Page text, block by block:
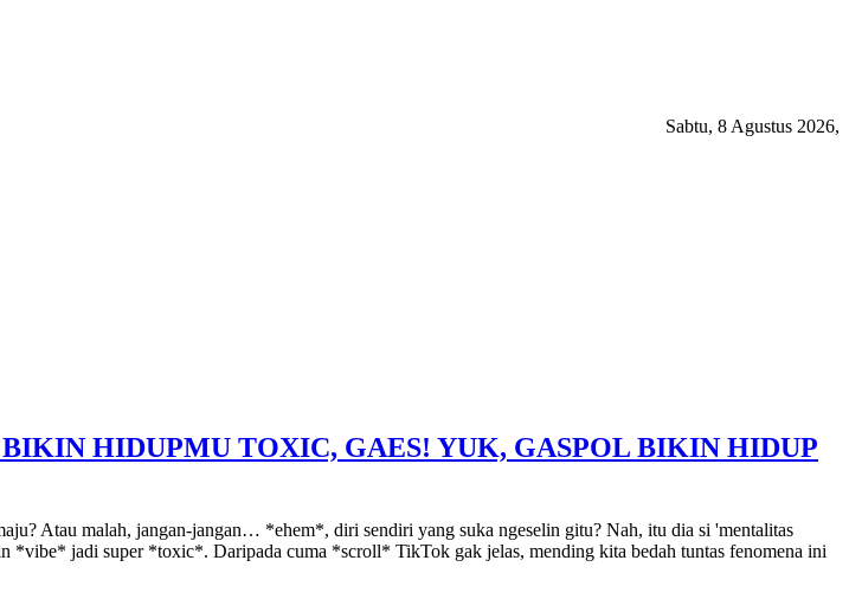
Sabtu, 8 Agustus 2026,
HIDUPMU TOXIC, GAES! YUK, GASPOL BIKIN HIDUP
Atau malah, jangan-jangan… *ehem*, diri sendiri yang suka ngeselin gitu? Nah, itu dia si 'mentalitas
jadi super *toxic*. Daripada cuma *scroll* TikTok gak jelas, mending kita bedah tuntas fenomena ini